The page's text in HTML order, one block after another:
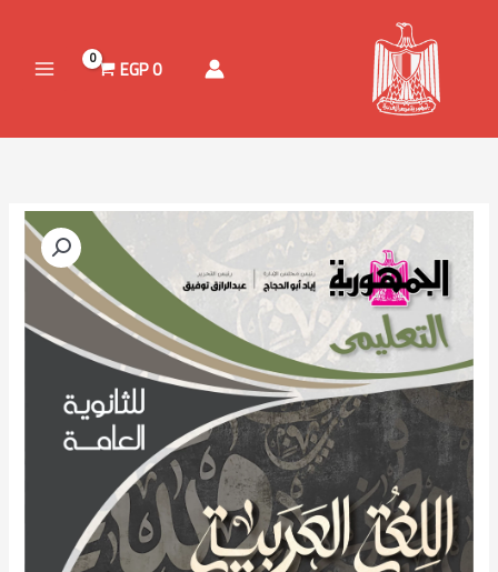
0
EGP
نطاق
السعر:
من
⁦30 EGP⁩
خلال
⁦120 EGP⁩
العربية